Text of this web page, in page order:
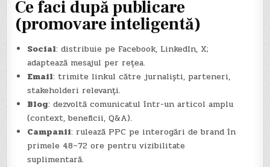
Ce faci după publicare
(promovare inteligentă)
Social: distribuie pe Facebook, LinkedIn, X;
adaptează mesajul per rețea.
Email: trimite linkul către jurnaliști, parteneri,
stakeholderi relevanți.
Blog: dezvoltă comunicatul într-un articol amplu
(context, beneficii, Q&A).
Campanii: rulează PPC pe interogări de brand în
primele 48–72 ore pentru vizibilitate
suplimentară.